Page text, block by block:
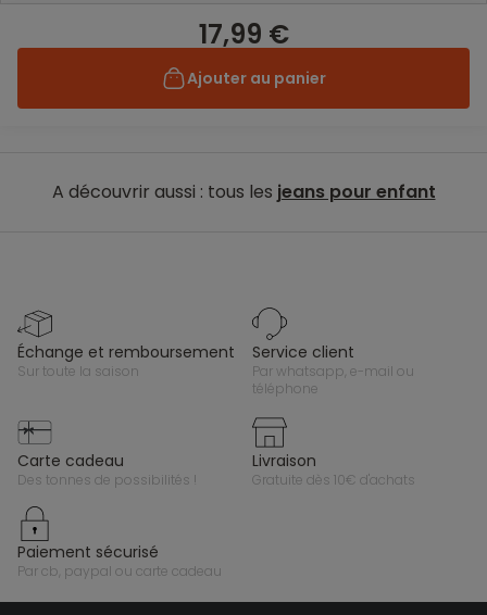
17,99 €
Ajouter au panier
A découvrir aussi : tous les jeans pour enfant
échange et remboursement
sur toute la saison
service client
par whatsapp, e-mail ou
téléphone
carte cadeau
des tonnes de possibilités !
livraison
gratuite dès 10€ d'achats
paiement sécurisé
par cb, paypal ou carte cadeau